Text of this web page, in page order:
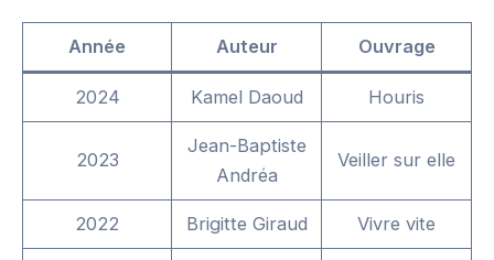
Année Auteur Ouvrage
2024 Kamel Daoud Houris
2023
Jean-Baptiste
Andréa
Veiller sur elle
2022 Brigitte Giraud Vivre vite